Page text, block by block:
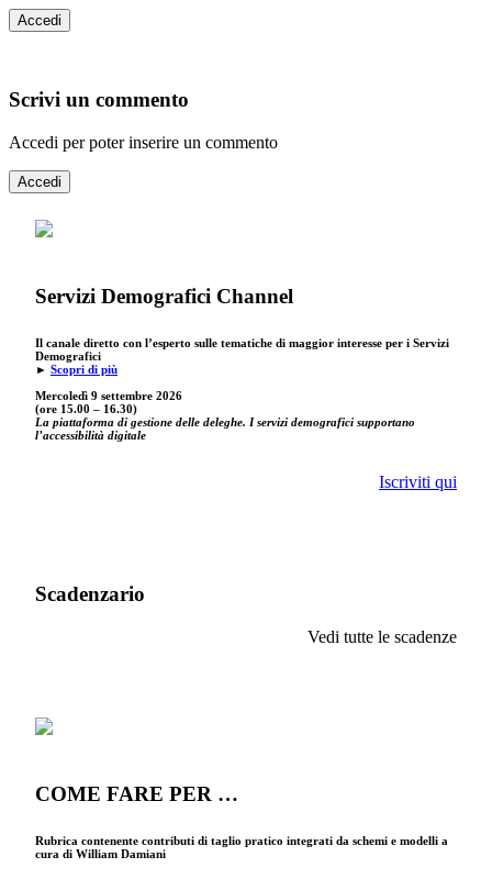
Accedi
Scrivi un commento
Accedi per poter inserire un commento
Accedi
Servizi Demografici Channel
Il canale diretto con l’esperto sulle tematiche di maggior interesse per i Servizi
Demografici
► Scopri di più
Mercoledì 9 settembre 2026
(ore 15.00 – 16.30)
La piattaforma di gestione delle deleghe. I servizi demografici supportano
l’accessibilità digitale
Iscriviti qui
Scadenzario
Vedi tutte le scadenze
COME FARE PER …
Rubrica contenente contributi di taglio pratico integrati da schemi e modelli a
cura di William Damiani